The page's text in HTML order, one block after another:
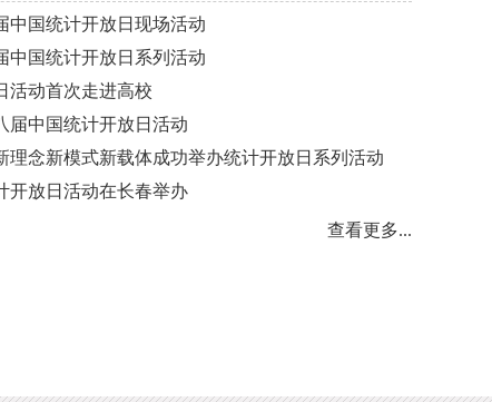
计开放日... 第八届中国统计
中国统计开放日现场活动
中国统计开放日系列活动
活动首次走进高校
届中国统计开放日活动
理念新模式新载体成功举办统计开放日系列活动
开放日活动在长春举办
查看更多...